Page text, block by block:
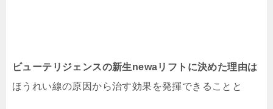
ビューテリジェンスの新生newaリフトに決めた理由は
ほうれい線の原因から治す効果を発揮できることと